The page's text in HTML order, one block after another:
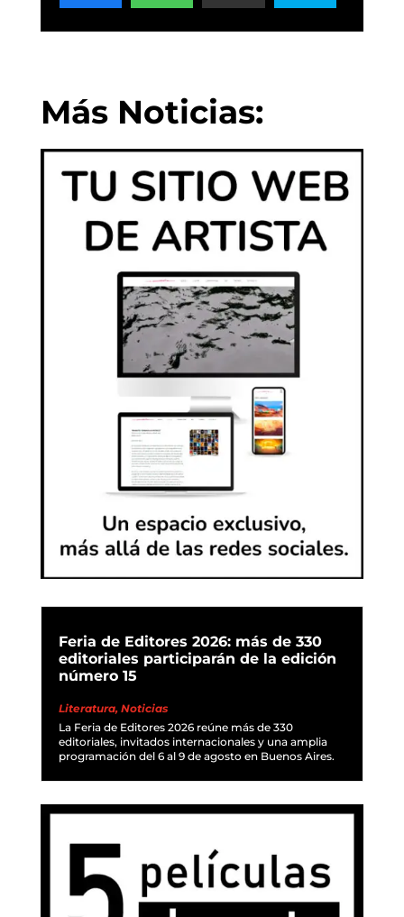
Más Noticias:
Feria de Editores 2026: más de 330
editoriales participarán de la edición
número 15
Literatura, Noticias
La Feria de Editores 2026 reúne más de 330
editoriales, invitados internacionales y una amplia
programación del 6 al 9 de agosto en Buenos Aires.